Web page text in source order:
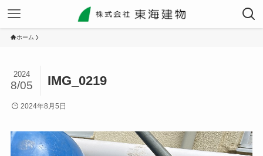
ホーム
IMG_0219
2024
8/05
2024年8月5日